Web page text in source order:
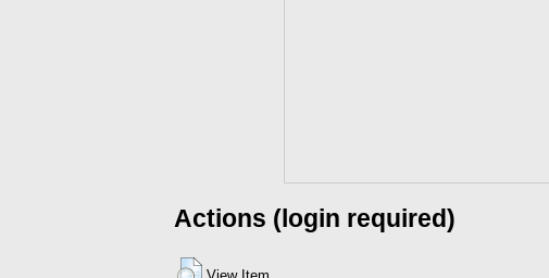
Actions (login required)